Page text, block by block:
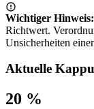
Wichtiger Hinweis:
Richtwert.
Unsicherheiten
Aktuelle
20 %